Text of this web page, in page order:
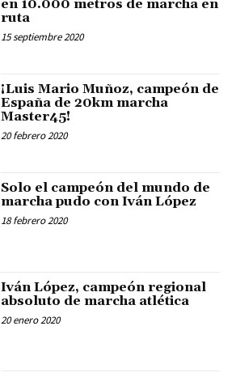
en 10.000 metros de marcha en
ruta
15 septiembre 2020
¡Luis Mario Muñoz, campeón de
España de 20km marcha
Master45!
20 febrero 2020
Solo el campeón del mundo de
marcha pudo con Iván López
18 febrero 2020
Iván López, campeón regional
absoluto de marcha atlética
20 enero 2020